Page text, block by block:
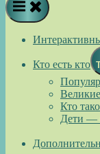
Кто есть кто
Кто
Дети —